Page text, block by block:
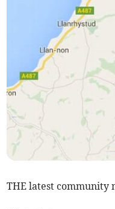
THE latest community